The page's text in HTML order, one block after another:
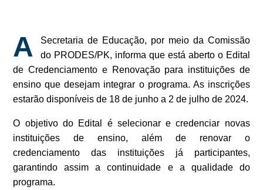
A
Secretaria de Educação, por meio da Comissão
do PRODES/PK, informa que está aberto o Edital
de Credenciamento e Renovação para instituições de
ensino que desejam integrar o programa. As inscrições
estarão disponíveis de 18 de junho a 2 de julho de 2024.
O objetivo do Edital é selecionar e credenciar novas
instituições de ensino, além de renovar o
credenciamento das instituições já participantes,
garantindo assim a continuidade e a qualidade do
programa.